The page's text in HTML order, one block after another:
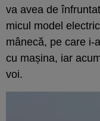
va avea de
micul model
mânecă, pe care i-
cu mașina, iar
voi.